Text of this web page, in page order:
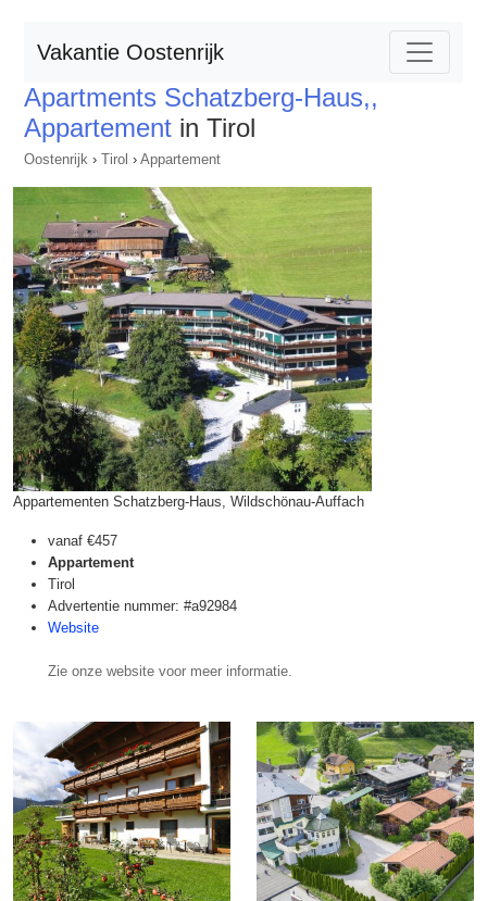
Vakantie Oostenrijk
Apartments Schatzberg-Haus,,
Appartement in Tirol
Oostenrijk › Tirol › Appartement
Appartementen Schatzberg-Haus, Wildschönau-Auffach
vanaf €457
Appartement
Tirol
Advertentie nummer: #a92984
Website
Zie onze website voor meer informatie.